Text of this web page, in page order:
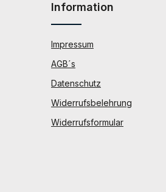
Information
Impressum
AGB´s
Datenschutz
Widerrufsbelehrung
Widerrufsformular